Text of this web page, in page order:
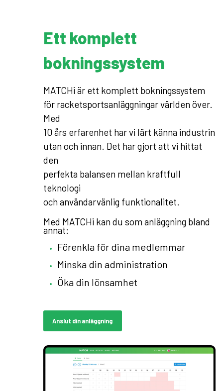
Ett komplett
bokningssystem
MATCHi är ett komplett bokningssystem
för racketsportsanläggningar världen över.
Med
10 års erfarenhet har vi lärt känna industrin
utan och innan. Det har gjort att vi hittat
den
perfekta balansen mellan kraftfull
teknologi
och användarvänlig funktionalitet.
Med MATCHi kan du som anläggning bland
annat:
Förenkla för dina medlemmar
Minska din administration
Öka din lönsamhet
Anslut din anläggning